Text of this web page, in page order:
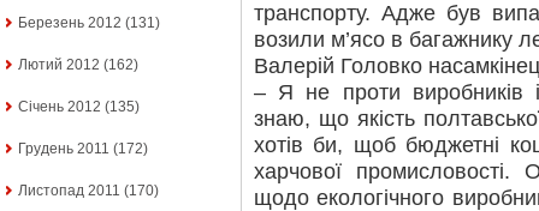
Березень 2012 (131)
Лютий 2012 (162)
Січень 2012 (135)
Грудень 2011 (172)
Листопад 2011 (170)
транспорту. Адже був
возили м’ясо в багажнику
Валерій Головко
– Я не проти виробників
знаю, що якість
хотів би, щоб бюджетні
харчової промисловості.
щодо екологічного